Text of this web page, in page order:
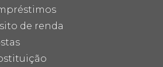
de renda